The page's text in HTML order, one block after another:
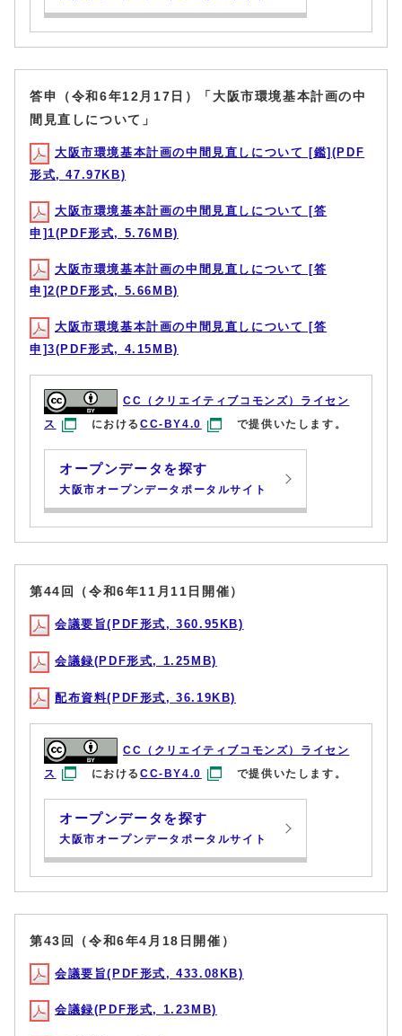
答申（令和6年12月17日）「大阪市環境基本計画の中
間見直しについて」
大阪市環境基本計画の中間見直しについて [鑑](PDF
形式, 47.97KB)
大阪市環境基本計画の中間見直しについて [答
申]1(PDF形式, 5.76MB)
大阪市環境基本計画の中間見直しについて [答
申]2(PDF形式, 5.66MB)
大阪市環境基本計画の中間見直しについて [答
申]3(PDF形式, 4.15MB)
CC（クリエイティブコモンズ）ライセン
ス
におけるCC-BY4.0 で提供いたします。
オープンデータを探す
大阪市オープンデータポータルサイト
第44回（令和6年11月11日開催）
会議要旨(PDF形式, 360.95KB)
会議録(PDF形式, 1.25MB)
配布資料(PDF形式, 36.19KB)
CC（クリエイティブコモンズ）ライセン
ス
におけるCC-BY4.0 で提供いたします。
オープンデータを探す
大阪市オープンデータポータルサイト
第43回（令和6年4月18日開催）
会議要旨(PDF形式, 433.08KB)
会議録(PDF形式, 1.23MB)